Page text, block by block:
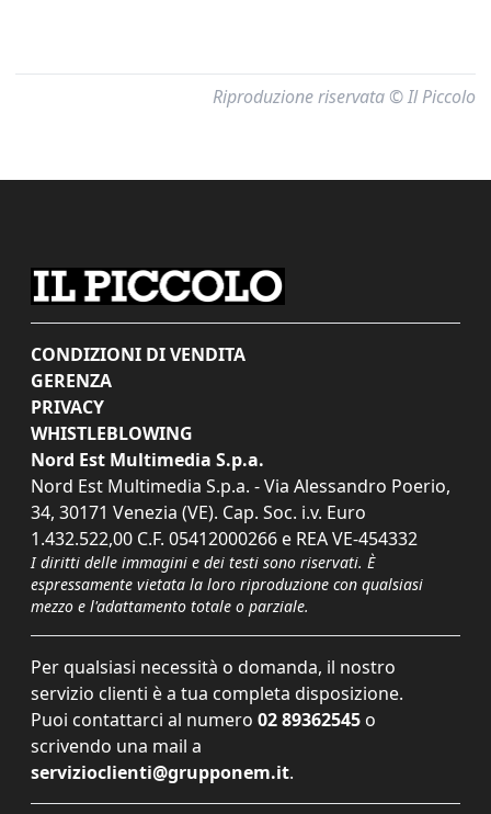
Riproduzione riservata © Il Piccolo
CONDIZIONI DI VENDITA
GERENZA
PRIVACY
WHISTLEBLOWING
Nord Est Multimedia S.p.a.
Nord Est Multimedia S.p.a. - Via Alessandro Poerio,
34, 30171 Venezia (VE). Cap. Soc. i.v. Euro
1.432.522,00 C.F. 05412000266 e REA VE-454332
I diritti delle immagini e dei testi sono riservati. È
espressamente vietata la loro riproduzione con qualsiasi
mezzo e l'adattamento totale o parziale.
Per qualsiasi necessità o domanda, il nostro
servizio clienti è a tua completa disposizione.
Puoi contattarci al numero 02 89362545 o
scrivendo una mail a
servizioclienti@grupponem.it.